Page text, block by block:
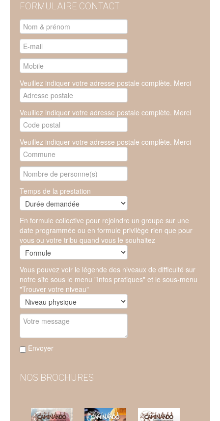
FORMULAIRE CONTACT
Veuillez indiquer votre adresse postale complète. Merci
Veuillez indiquer votre adresse postale complète. Merci
Veuillez indiquer votre adresse postale complète. Merci
Temps de la prestation
En formule collective pour rejoindre un groupe sur une
date programmée ou en formule privilège rien que pour
vous ou votre tribu quand vous le souhaitez
Vous pouvez voir le légende des niveaux de difficulté sur
notre site sous le menu "Infos pratiques" et le sous-menu
"Trouver votre niveau"
Envoyer
NOS BROCHURES